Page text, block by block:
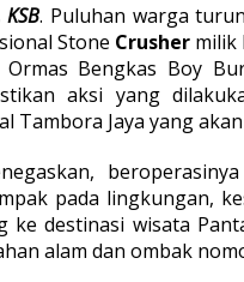
. Puluhan warga
Stone Crushermilik
Ormas Bengkas Boy
aksi yang
Tambora Jaya yang
pada lingkungan,
ke destinasi wisata
alam dan ombak